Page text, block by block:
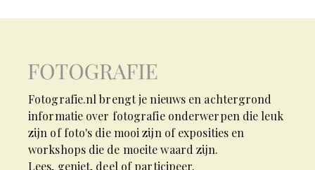
Fotografie.nl brengt je nieuws en achtergrond
informatie over fotografie onderwerpen die leuk
zijn of foto's die mooi zijn of exposities en
workshops die de moeite waard zijn.
Lees, geniet, deel of participeer.